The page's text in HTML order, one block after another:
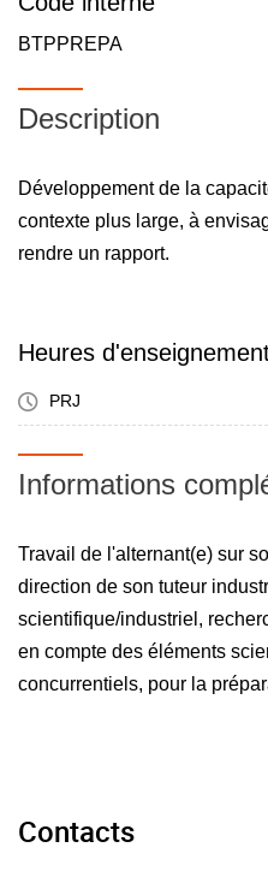
BTPPREPA
Description
Développement de la
contexte plus large, à
rendre un rapport.
Heures
PRJ
Informations
Travail de l'alternant(e) sur
direction de son tuteur
scientifique/industriel,
en compte des éléments
concurrentiels, pour la
Contacts